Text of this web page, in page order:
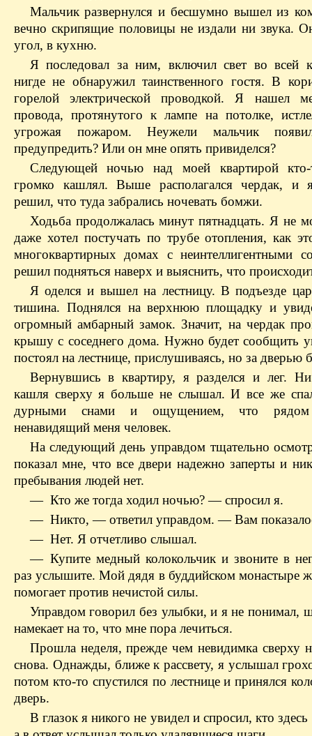
Мальчик развернулся и бесшумно вышел из
вечно скрипящие половицы не издали ни звука.
угол, в кухню.
Я последовал за ним, включил свет во всей
нигде не обнаружил таинственного гостя. В
горелой электрической проводкой. Я нашел
провода, протянутого к лампе на потолке,
угрожая пожаром. Неужели мальчик
предупредить? Или он мне опять привиделся?
Следующей ночью над моей квартирой
громко кашлял. Выше располагался чердак, и
решил, что туда забрались ночевать бомжи.
Ходьба продолжалась минут пятнадцать. Я не
даже хотел постучать по трубе отопления, как
многоквартирных домах с неинтеллигентными
решил подняться наверх и выяснить, что
Я оделся и вышел на лестницу. В подъезде
тишина. Поднялся на верхнюю площадку и
огромный амбарный замок. Значит, на чердак
крышу с соседнего дома. Нужно будет сообщить
постоял на лестнице, прислушиваясь, но за дверью
Вернувшись в квартиру, я разделся и лег.
кашля сверху я больше не слышал. И все же
дурными снами и ощущением, что рядом
ненавидящий меня человек.
На следующий день управдом тщательно
показал мне, что все двери надежно заперты и
пребывания людей нет.
— Кто же тогда ходил ночью? — спросил я.
— Никто, — ответил управдом. — Вам
— Нет. Я отчетливо слышал.
— Купите медный колокольчик и звоните в
раз услышите. Мой дядя в буддийском монастыре
помогает против нечистой силы.
Управдом говорил без улыбки, и я не понимал,
намекает на то, что мне пора лечиться.
Прошла неделя, прежде чем невидимка сверху
снова. Однажды, ближе к рассвету, я услышал
потом кто-то спустился по лестнице и принялся
дверь.
В глазок я никого не увидел и спросил, кто